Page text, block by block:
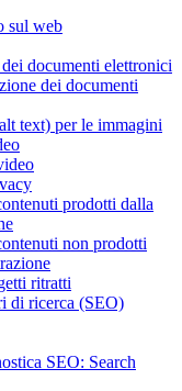
sul web
documenti elettronici
dei documenti
text) per le immagini
prodotti dalla
non prodotti
ritratti
di ricerca (SEO)
SEO: Search